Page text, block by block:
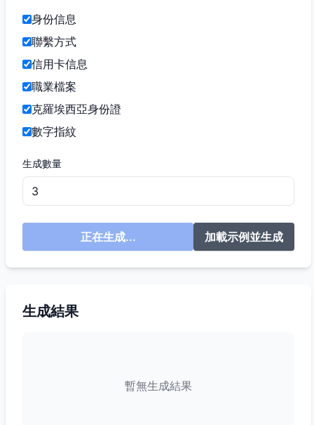
身份信息
聯繫方式
信用卡信息
職業檔案
克羅埃西亞身份證
數字指紋
生成數量
正在生成... 加載示例並生成
生成結果
暫無生成結果